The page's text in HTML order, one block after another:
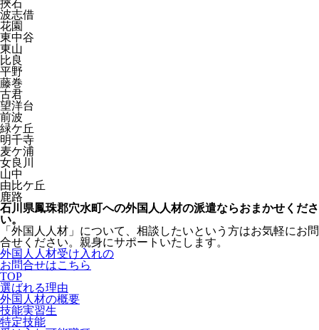
挾石
波志借
花園
東中谷
東山
比良
平野
藤巻
古君
望洋台
前波
緑ケ丘
明千寺
麦ケ浦
女良川
山中
由比ケ丘
鹿路
石川県鳳珠郡穴水町への外国人人材の派遣ならおまかせくださ
い。
「外国人人材」について、相談したいという方はお気軽にお問
合せください。親身にサポートいたします。
外国人人材受け入れの
お問合せはこちら
TOP
選ばれる理由
外国人材の概要
技能実習生
特定技能